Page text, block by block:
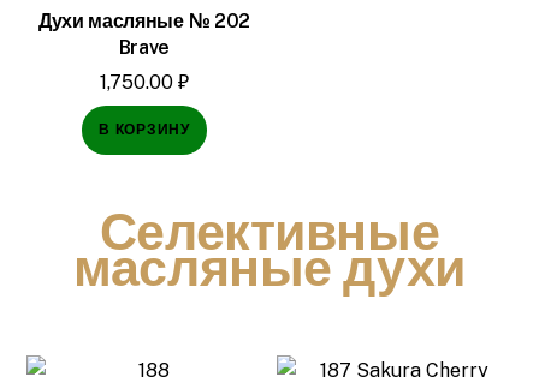
Духи масляные № 202
Brave
1,750.00 ₽
В КОРЗИНУ
Селективные
масляные духи